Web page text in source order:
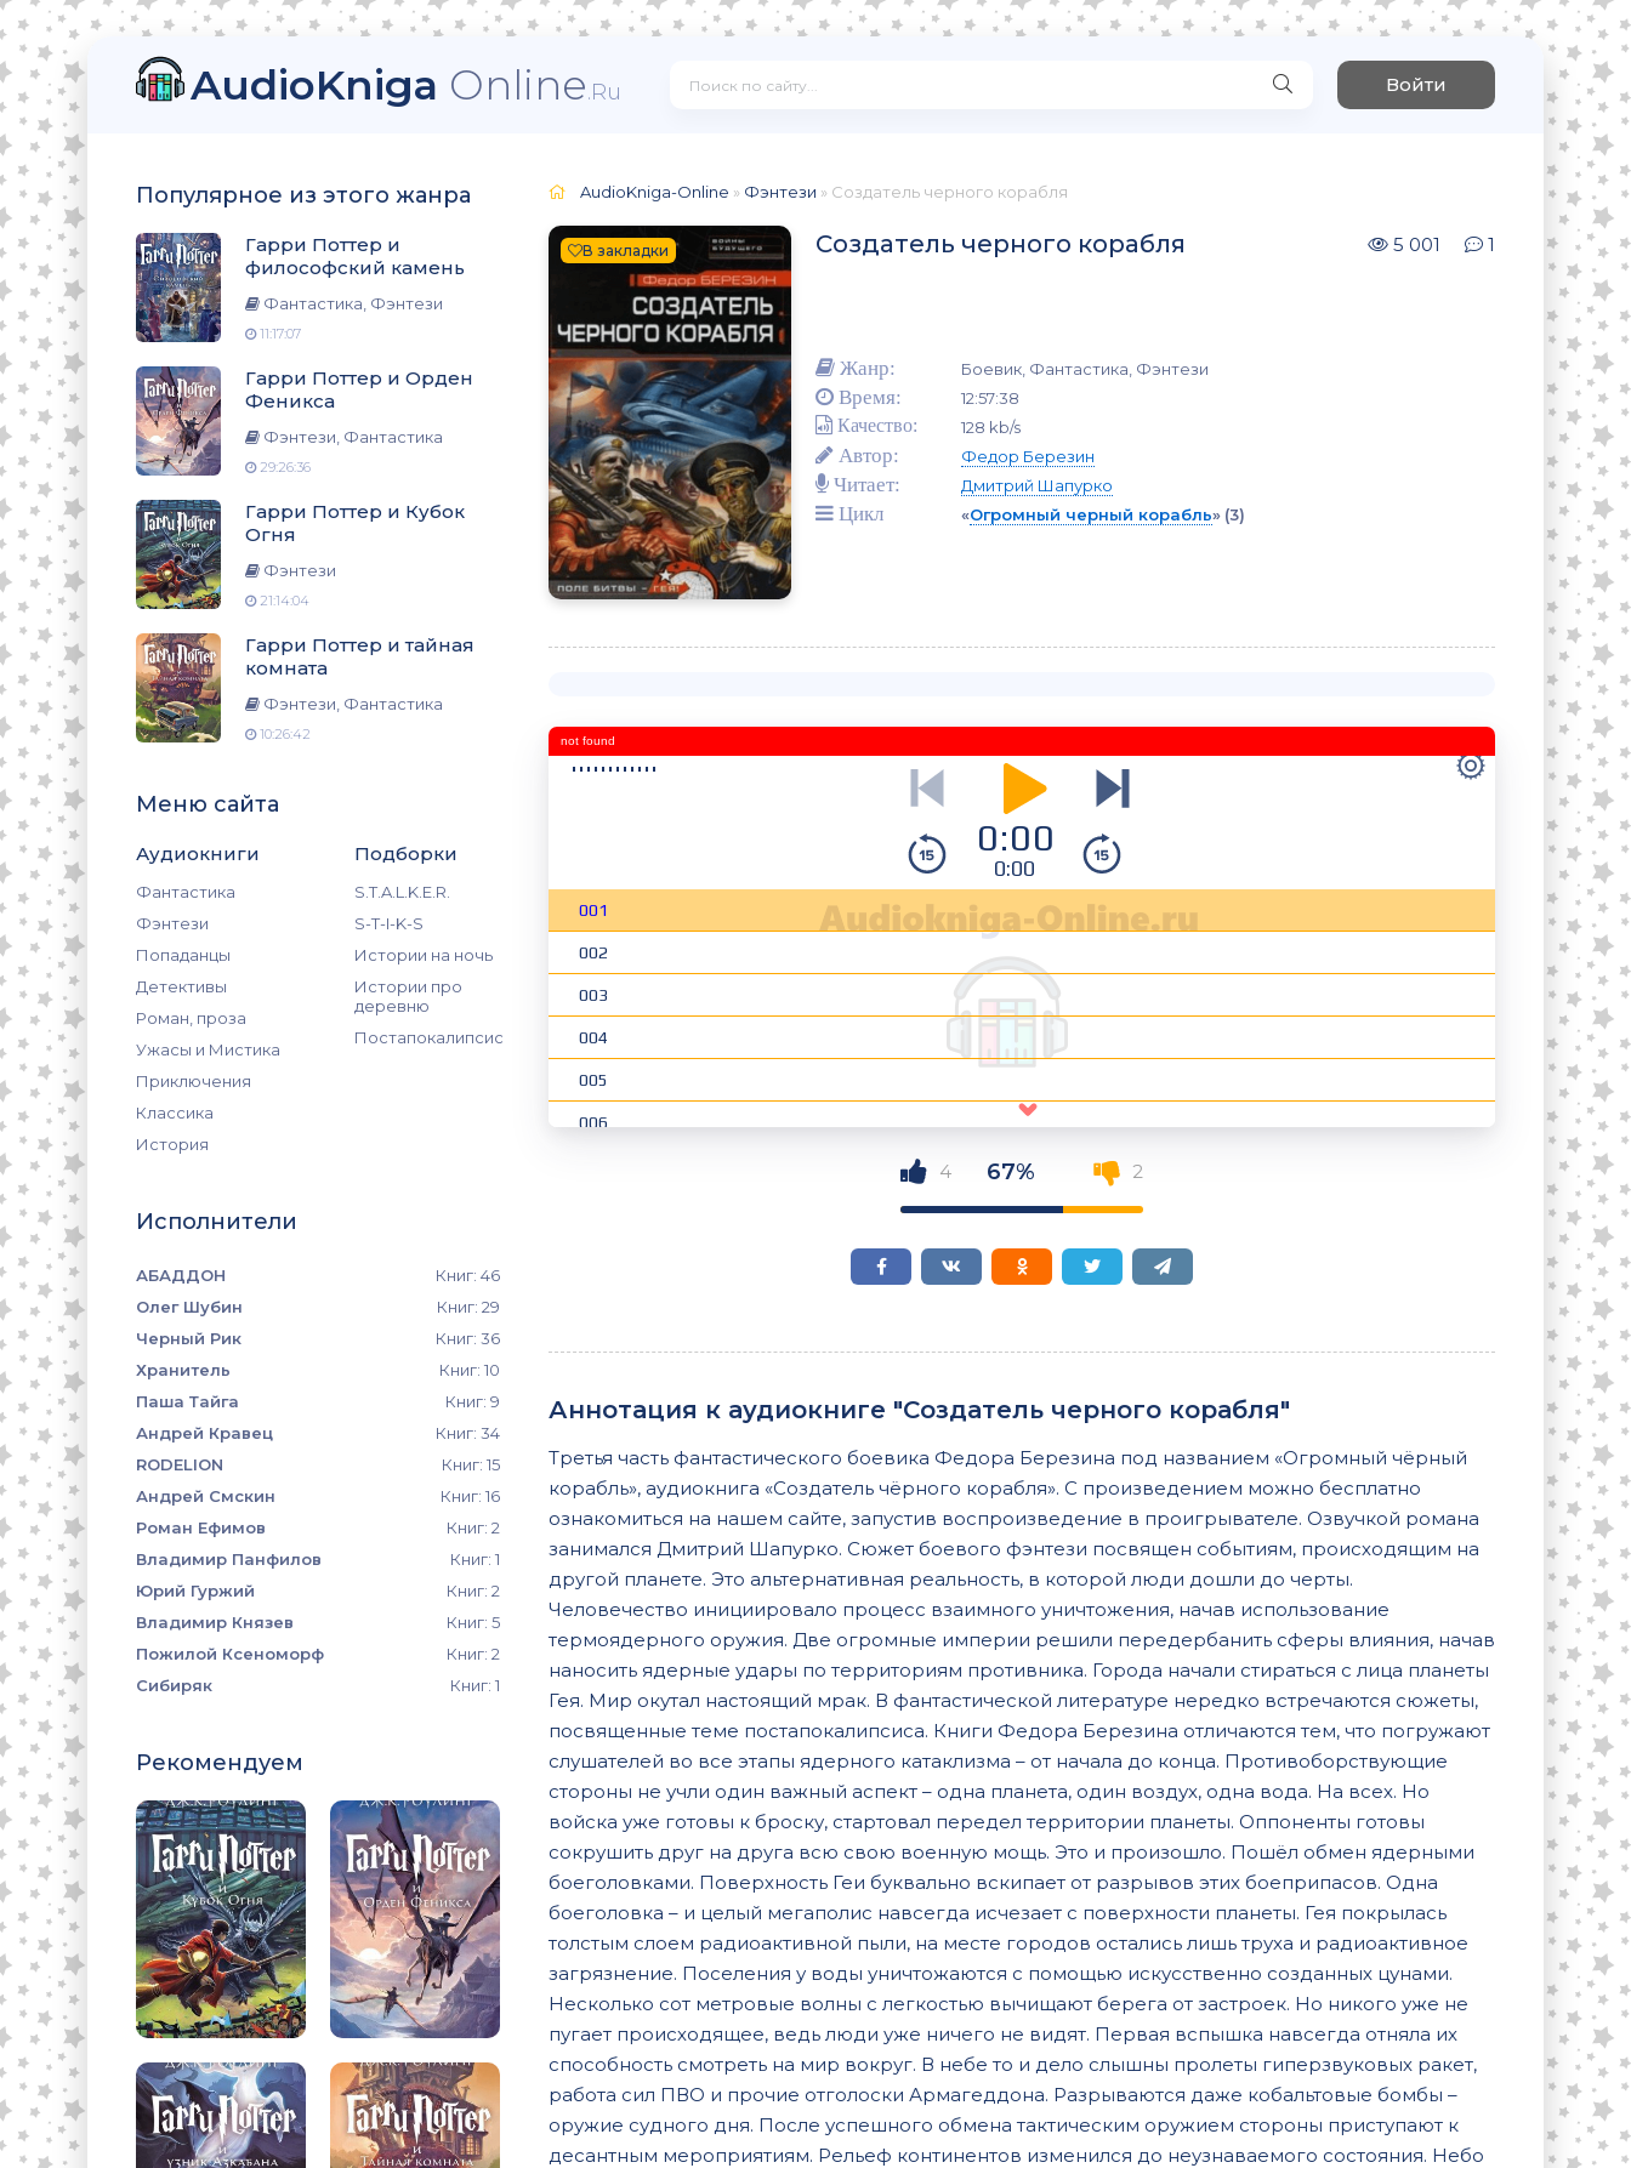
AudioKniga Online.Ru Войти
Популярное из этого жанра
Гарри Поттер и
философский камень
Фантастика, Фэнтези
11:17:07
Гарри Поттер и Орден
Феникса
Фэнтези, Фантастика
29:26:36
Гарри Поттер и Кубок
Огня
Фэнтези
21:14:04
Гарри Поттер и тайная
комната
Фэнтези, Фантастика
10:26:42
Меню сайта
Аудиокниги
Фантастика
Фэнтези
Попаданцы
Детективы
Роман, проза
Ужасы и Мистика
Приключения
Классика
История
Подборки
S.T.A.L.K.E.R.
S-T-I-K-S
Истории на ночь
Истории про
деревню
Постапокалипсис
Исполнители
АБАДДОН
Книг: 46
Олег Шубин
Книг: 29
Черный Рик
Книг: 36
Хранитель
Книг: 10
Паша Тайга
Книг: 9
Андрей Кравец
Книг: 34
RODELION
Книг: 15
Андрей Смскин
Книг: 16
Роман Ефимов
Книг: 2
Владимир Панфилов
Книг: 1
Юрий Гуржий
Книг: 2
Владимир Князев
Книг: 5
Пожилой Ксеноморф
Книг: 2
Сибиряк
Книг: 1
Рекомендуем
AudioKniga-Online » Фэнтези » Создатель черного корабля
В закладки Создатель черного корабля 5 001 1
Жанр: Боевик, Фантастика, Фэнтези
Время: 12:57:38
Качество: 128 kb/s
Автор: Федор Березин
Читает: Дмитрий Шапурко
Цикл «Огромный черный корабль» (3)
0:00
0:00
001
002
003
004
005
006
015
016
018
019
021
023
024
026
028
029
031
not found
4 67% 2
Аннотация к аудиокниге "Создатель черного корабля"
Третья часть фантастического боевика Федора Березина под названием «Огромный чёрный
корабль», аудиокнига «Создатель чёрного корабля». С произведением можно бесплатно
ознакомиться на нашем сайте, запустив воспроизведение в проигрывателе. Озвучкой романа
занимался Дмитрий Шапурко. Сюжет боевого фэнтези посвящен событиям, происходящим на
другой планете. Это альтернативная реальность, в которой люди дошли до черты.
Человечество инициировало процесс взаимного уничтожения, начав использование
термоядерного оружия. Две огромные империи решили передербанить сферы влияния, начав
наносить ядерные удары по территориям противника. Города начали стираться с лица планеты
Гея. Мир окутал настоящий мрак. В фантастической литературе нередко встречаются сюжеты,
посвященные теме постапокалипсиса. Книги Федора Березина отличаются тем, что погружают
слушателей во все этапы ядерного катаклизма – от начала до конца. Противоборствующие
стороны не учли один важный аспект – одна планета, один воздух, одна вода. На всех. Но
войска уже готовы к броску, стартовал передел территории планеты. Оппоненты готовы
сокрушить друг на друга всю свою военную мощь. Это и произошло. Пошёл обмен ядерными
боеголовками. Поверхность Геи буквально вскипает от разрывов этих боеприпасов. Одна
боеголовка – и целый мегаполис навсегда исчезает с поверхности планеты. Гея покрылась
толстым слоем радиоактивной пыли, на месте городов остались лишь труха и радиоактивное
загрязнение. Поселения у воды уничтожаются с помощью искусственно созданных цунами.
Несколько сот метровые волны с легкостью вычищают берега от застроек. Но никого уже не
пугает происходящее, ведь люди уже ничего не видят. Первая вспышка навсегда отняла их
способность смотреть на мир вокруг. В небе то и дело слышны пролеты гиперзвуковых ракет,
работа сил ПВО и прочие отголоски Армагеддона. Разрываются даже кобальтовые бомбы –
оружие судного дня. После успешного обмена тактическим оружием стороны приступают к
десантным мероприятиям. Рельеф континентов изменился до неузнаваемого состояния. Небо
камень